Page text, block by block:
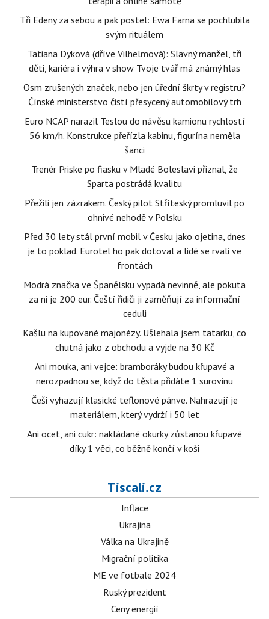
Tři Edeny za sebou a pak postel: Ewa Farna se pochlubila
svým rituálem
Tatiana Dyková (dříve Vilhelmová): Slavný manžel, tři
děti, kariéra i výhra v show Tvoje tvář má známý hlas
Osm zrušených značek, nebo jen úřední škrty v registru?
Čínské ministerstvo čistí přesycený automobilový trh
Euro NCAP narazil Teslou do návěsu kamionu rychlostí
56 km/h. Konstrukce přeřízla kabinu, figurína neměla
šanci
Trenér Priske po fiasku v Mladé Boleslavi přiznal, že
Sparta postrádá kvalitu
Přežili jen zázrakem. Český pilot Stříteský promluvil po
ohnivé nehodě v Polsku
Před 30 lety stál první mobil v Česku jako ojetina, dnes
je to poklad. Eurotel ho pak dotoval a lidé se rvali ve
frontách
Modrá značka ve Španělsku vypadá nevinně, ale pokuta
za ni je 200 eur. Čeští řidiči ji zaměňují za informační
ceduli
Kašlu na kupované majonézy. Ušlehala jsem tatarku, co
chutná jako z obchodu a vyjde na 30 Kč
Ani mouka, ani vejce: bramboráky budou křupavé a
nerozpadnou se, když do těsta přidáte 1 surovinu
Češi vyhazují klasické teflonové pánve. Nahrazují je
materiálem, který vydrží i 50 let
Ani ocet, ani cukr: nakládané okurky zůstanou křupavé
díky 1 věci, co běžně končí v koši
Tiscali.cz
Inflace
Ukrajina
Válka na Ukrajině
Migrační politika
ME ve fotbale 2024
Ruský prezident
Ceny energií